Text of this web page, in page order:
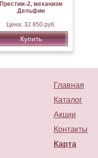
Престиж-2, механизм
Дельфин
Цена: 32 850 руб.
Купить
Главная
Каталог
Акции
Контакты
Карта